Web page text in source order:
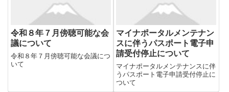
令和８年７月傍聴可能な会
議について
令和８年７月傍聴可能な会議につ
いて
マイナポータルメンテナン
スに伴うパスポート電子申
請受付停止について
マイナポータルメンテナンスに伴
うパスポート電子申請受付停止に
ついて